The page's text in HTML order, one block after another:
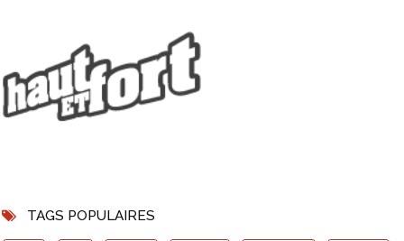
TAGS POPULAIRES